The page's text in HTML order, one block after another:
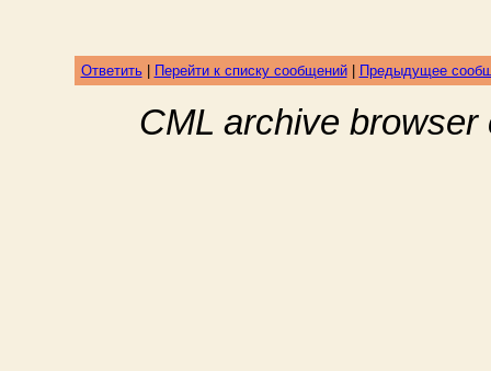
Ответить| Перейти к списку сообщений| Предыдущее
CML archive